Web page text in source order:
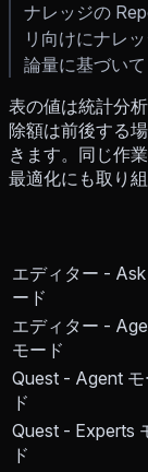
ナレッジの
リ向けにナレ
論量に基づい
表の値は統計分
除額は前後する
きます。同じ作
最適化にも取り組
エディター -
ード
エディター -
モード
Quest - Agent モ
ド
Quest - Experts
ド